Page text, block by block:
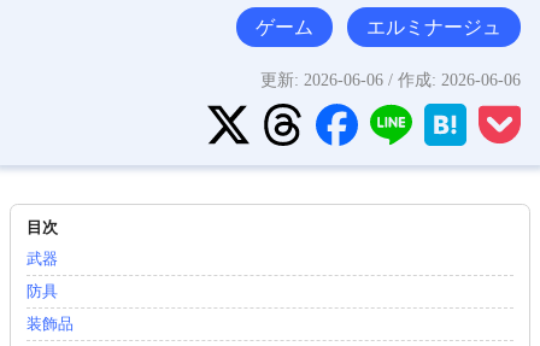
ゲーム エルミナージュ
更新: 2026-06-06 / 作成: 2026-06-06
武器
防具
装飾品